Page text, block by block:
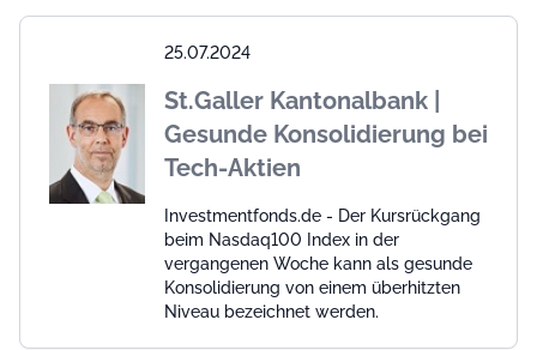
25.07.2024
St.Galler Kantonalbank |
Gesunde Konsolidierung bei
Tech-Aktien
Investmentfonds.de - Der Kursrückgang
beim Nasdaq100 Index in der
vergangenen Woche kann als gesunde
Konsolidierung von einem überhitzten
Niveau bezeichnet werden.